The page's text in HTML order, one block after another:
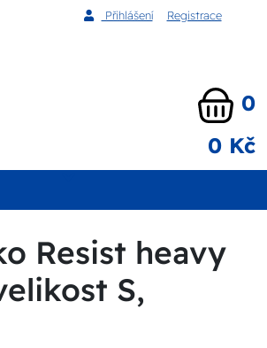
Přihlášení Registrace
0
0 Kč
Resist heavy
S,